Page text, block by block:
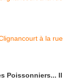
Poissonniers... Il